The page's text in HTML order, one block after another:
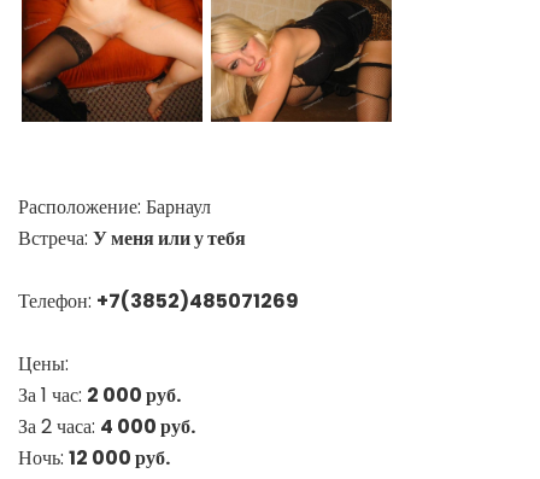
Расположение: Барнаул
Встреча: У меня или у тебя
Телефон: +7(3852)485071269
Цены:
За 1 час: 2 000 руб.
За 2 часа: 4 000 руб.
Ночь: 12 000 руб.